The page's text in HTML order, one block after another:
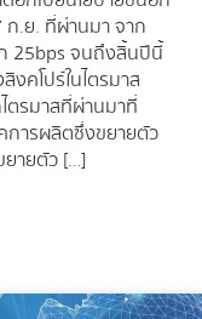
ก.ย. ที่ผ่านมา จาก
25bps จนถึงสิ้นปีนี้
งคโปร์ในไตรมาส
ตรมาสที่ผ่านมาที่
การผลิตซึ่งขยายตัว
ยายตัว […]